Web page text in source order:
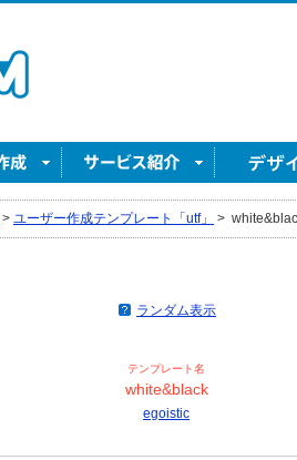
> ユーザー作成テンプレート「utf」 >
ランダム表示
テンプレート名
white&black
egoistic